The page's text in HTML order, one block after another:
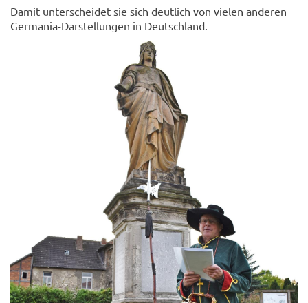
Damit unterscheidet sie sich deutlich von vielen anderen
Germania-Darstellungen in Deutschland.